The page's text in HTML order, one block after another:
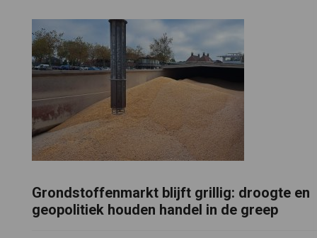
Grondstoffenmarkt blijft grillig: droogte en
geopolitiek houden handel in de greep